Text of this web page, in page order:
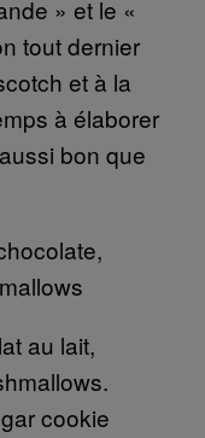
» et le «
tout dernier
et à la
à élaborer
bon que
au lait,
cookie